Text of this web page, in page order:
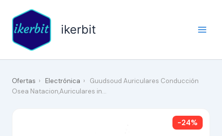
contenido
ikerbit
Ofertas › Electrónica ›
Guudsoud Auriculares Conducción
Osea Natacion,Auriculares in…
-24%